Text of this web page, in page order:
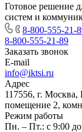
Готовое решение
систем и
8-800-555-21-
8-800-555-21-89
Заказать звонок
E-mail
info@iktsi.ru
Адрес
117556, г.
помещение 2,
Режим работы
Пн. – Пт.: с 9:00